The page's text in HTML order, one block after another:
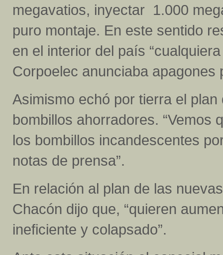
megavatios, inyectar 1.000
puro montaje. En este sentido
en el interior del país
Corpoelec anunciaba apagones
Asimismo echó por tierra el
bombillos ahorradores. “Vemos
los bombillos incandescentes
notas de prensa”.
En relación al plan de las
Chacón dijo que, “quieren
ineficiente y colapsado”.